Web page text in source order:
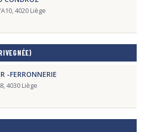
4020 Liège
-FERRONNERIE
4030 Liège